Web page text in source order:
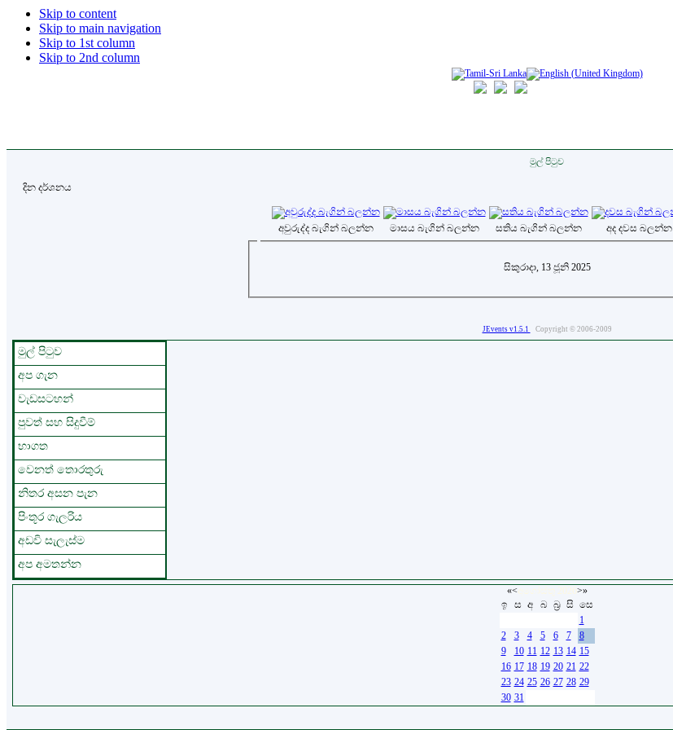
Skip to content
Skip to main navigation
Skip to 1st column
Skip to 2nd column
මුල් පිටුව
දින දර්ශනය
අවුරුද්ද බැගින් බලන්න මාසය බැගින් බලන්න සතිය බැගින් බලන්න අද දවස බලන්න
සිකුරාදා, 13 ජූනි 2025
JEvents v1.5.1 Copyright © 2006-2009
මුල් පිටුව
අප ගැන
වැඩසටහන්
පුවත් සහ සිදුවීම්
භාගත
වෙනත් තොරතුරු
නිතර අසන පැන
පිංතූර ගැලරිය
අඩවි සැලැස්ම
අප අමතන්න
«<අගෝස්තු 2026 >»
ඉ
ස අ බ බ්‍ර සි සෙ
1
2
3 4 5 6 7
8
9
10 11 12 13 14 15
16 17 18 19 20 21 22
23 24 25 26 27 28 29
30 31